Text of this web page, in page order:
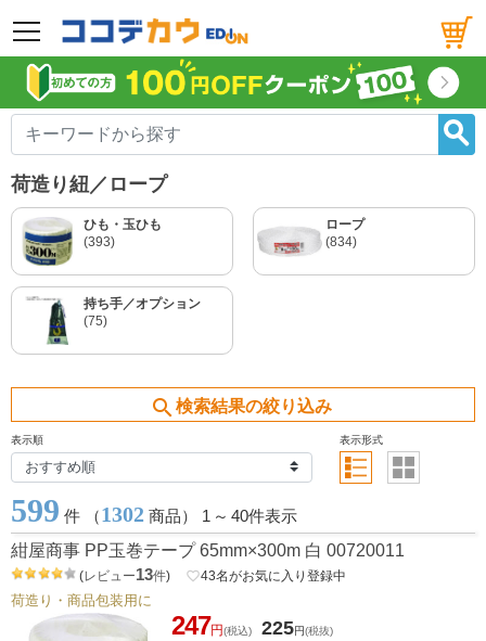
メニュー
荷造り紐／ロープ
ひも・玉ひも
(393)
ロープ
(834)
持ち手／オプション
(75)
search 検索結果の絞り込み
表示順 表示形式
599 件 （1302 商品） 1 ～ 40件表示
紺屋商事 PP玉巻テープ 65mm×300m 白 00720011
(レビュー13件) favorite_border43名がお気に入り登録中
荷造り・商品包装用に
247円(税込) 225円(税抜)